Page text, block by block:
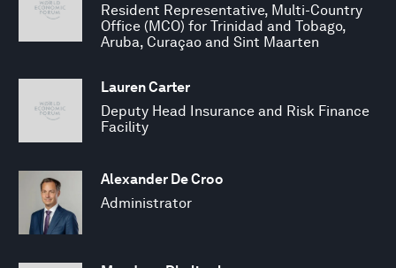
Resident Representative, Multi-Country
Office (MCO) for Trinidad and Tobago,
Aruba, Curaçao and Sint Maarten
Lauren Carter
Deputy Head Insurance and Risk Finance
Facility
Alexander De Croo
Administrator